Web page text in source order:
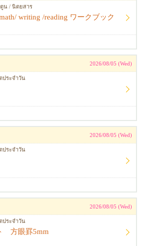
น / นิตยสาร
writing /reading ワークブック
2026/08/05 (Wed)
ประจำวัน
2026/08/05 (Wed)
ประจำวัน
2026/08/05 (Wed)
ประจำวัน
方眼罫5mm